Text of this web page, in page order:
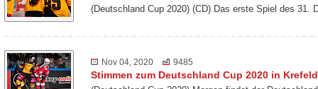
(Deutschland Cup 2020) (CD) Das erste Spiel des 31.
Nov 04, 2020 9485
Stimmen zum Deutschland Cup 2020 in Krefeld